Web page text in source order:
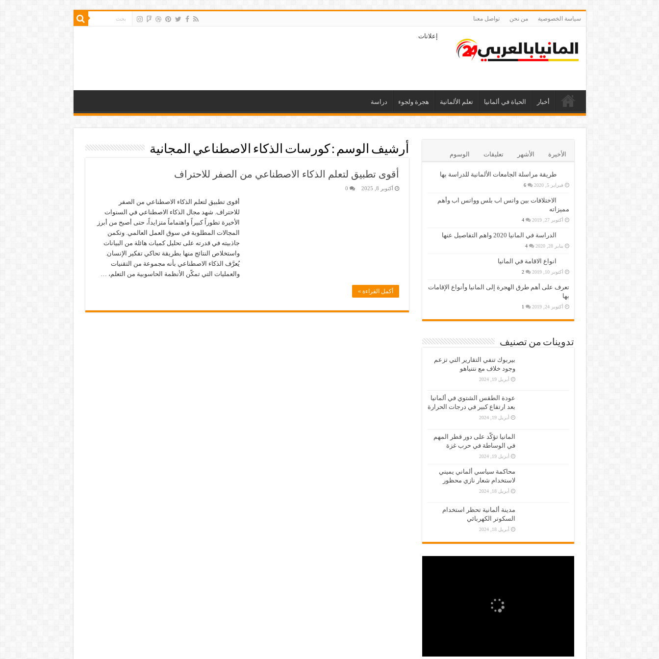
سياسة الخصوصية من نحن تواصل معنا
إعلانات
أخبار الحياة في ألمانيا تعلم الألمانية هجرة ولجوء دراسة
أرشيف الوسم : كورسات الذكاء الاصطناعي المجانية
أقوى تطبيق لتعلم الذكاء الاصطناعي من الصفر للاحتراف
أكتوبر 8, 2025 0
أقوى تطبيق لتعلم الذكاء الاصطناعي من الصفر
للاحتراف. شهد مجال الذكاء الاصطناعي في السنوات
الأخيرة تطوراً كبيراً واهتماماً متزايداً، حتى أصبح من أبرز
المجالات المطلوبة في سوق العمل العالمي. وتكمن
جاذبيته في قدرته على تحليل كميات هائلة من البيانات
واستخلاص النتائج منها بطريقة تحاكي تفكير الإنسان.
يُعرَّف الذكاء الاصطناعي بأنه مجموعة من التقنيات
والعمليات التي تمكّن الأنظمة الحاسوبية من التعلم، …
أكمل القراءة »
الأخيرة الأشهر تعليقات الوسوم
طريقة مراسلة الجامعات الألمانية للدراسة بها
فبراير 5, 2020 6
الاختلافات بين واتس اب بلس وواتس اب وأهم
مميزاته
أكتوبر 27, 2019 4
الدراسة في المانيا 2020 واهم التفاصيل عنها
يناير 28, 2020 4
انواع الاقامة في المانيا
أكتوبر 10, 2019 2
تعرف على أهم طرق الهجرة إلى المانيا وأنواع الإقامات
بها
أكتوبر 24, 2019 1
تدوينات من تصنيف
بيربوك تنفي التقارير التي تزعم
وجود خلاف مع نتنياهو
أبريل 19, 2024
عودة الطقس الشتوي في ألمانيا
بعد ارتفاع كبير في درجات الحرارة
أبريل 19, 2024
المانيا تؤكّد على دور قطر المهم
في الوساطة في حرب غزة
أبريل 19, 2024
محاكمة سياسي ألماني يميني
لاستخدام شعار نازي محظور
أبريل 18, 2024
مدينة ألمانية تحظر استخدام
السكوتر الكهربائي
أبريل 18, 2024